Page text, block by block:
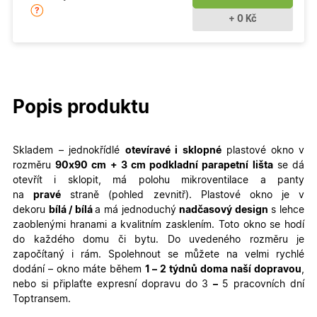
+ 0 Kč
Popis produktu
Skladem – jednokřídlé otevíravé i sklopné plastové okno v
rozměru90x90 cm + 3 cm podkladní parapetní lištase dá
otevřít i sklopit, má polohu mikroventilace a panty
napravé straně (pohled zevnitř). Plastové okno je v
dekoru
bílá / bíláa má jednoduchýnadčasový design s lehce
zaoblenými hranami a kvalitním zasklením. Toto okno se hodí
do každého domu či bytu. Do uvedeného rozměru je
započítaný i rám. Spolehnout se můžete na velmi rychlé
dodání – okno máte během 1 – 2 týdnů doma naší dopravou,
nebo si připlaťte expresní dopravu do 3– 5 pracovních dní
Toptransem.